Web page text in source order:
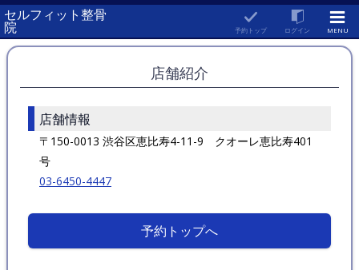
セルフィット整骨
院 予約トップ ログイン MENU
店舗紹介
店舗情報
〒150-0013 渋谷区恵比寿4-11-9 クオーレ恵比寿401
号
03-6450-4447
予約トップへ